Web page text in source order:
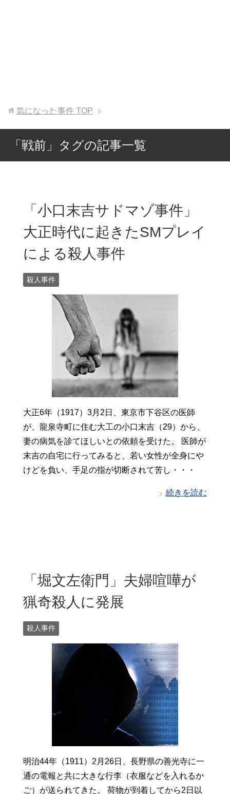
気になった事件 TOP
「戦前」タグの記事一覧
「小口末吉サドマゾ事件」
大正時代に起きたSMプレイ
による殺人事件
殺人事件
大正6年（1917）3月2日、東京市下谷区の医師
が、龍泉寺町に住む大工の小口末吉（29）から、
妻の病気を診てほしいとの依頼を受けた。 医師が
末吉の自宅に行ってみると、若い女性が全身にや
けどを負い、手足の指が切断されて苦し・・・
続きを読む
「堀文左衛門」夫婦喧嘩が
猟奇殺人に発展
殺人事件
明治44年（1911）2月26日、長野県の善光寺に一
通の電報と共に大きな行李（衣服などを入れるか
ご）が送られてきた。 荷物が到着してから2日以